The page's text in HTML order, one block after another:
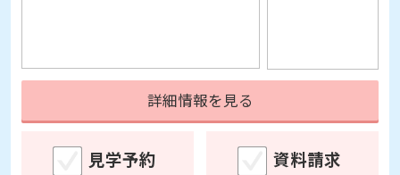
詳細情報を見る